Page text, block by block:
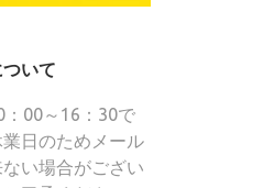
いて
00～16：30で
日のためメール
い場合がござい